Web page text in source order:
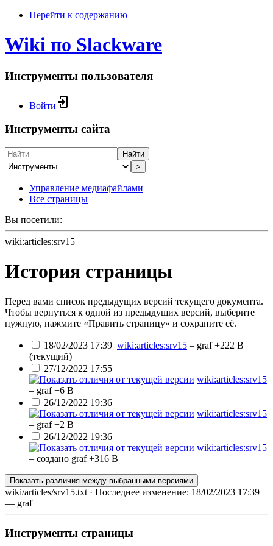
Перейти к содержанию
Wiki по Slackware
Инструменты пользователя
Войти
Инструменты сайта
Найти
>
Управление медиафайлами
Все страницы
Вы посетили:
wiki:articles:srv15
История страницы
Перед вами список предыдущих версий текущего документа.
Чтобы вернуться к одной из предыдущих версий, выберите
нужную, нажмите «Править страницу» и сохраните её.
18/02/2023 17:39 wiki:articles:srv15 – graf +222 B
(текущий)
27/12/2022 17:55
wiki:articles:srv15
– graf +6 B
26/12/2022 19:36
wiki:articles:srv15
– graf +2 B
26/12/2022 19:36
wiki:articles:srv15
– создано graf +316 B
Показать различия между выбранными версиями
wiki/articles/srv15.txt · Последнее изменение: 18/02/2023 17:39
— graf
Инструменты страницы